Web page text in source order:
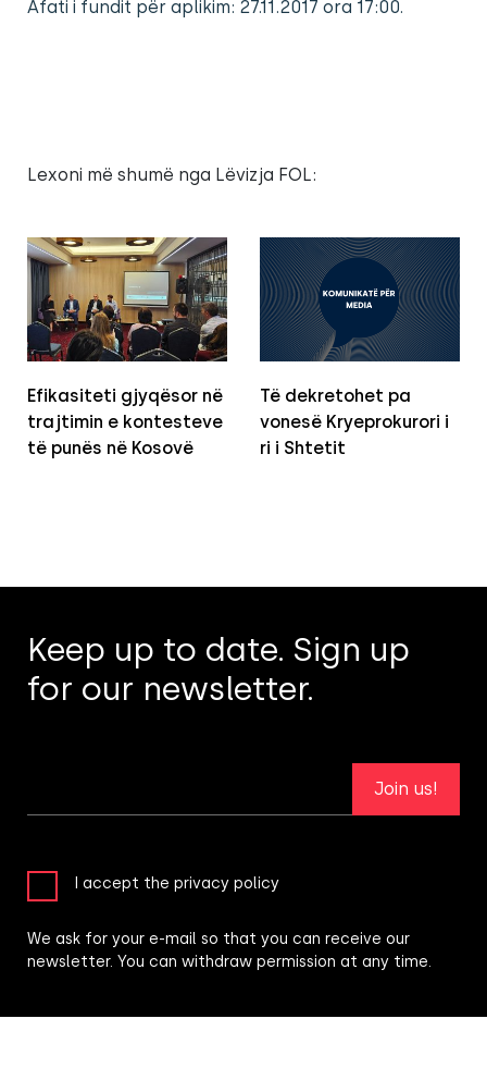
Afati i fundit për aplikim: 27.11.2017 ora 17:00.
Lexoni më shumë nga Lëvizja FOL:
Efikasiteti gjyqësor në
trajtimin e kontesteve
të punës në Kosovë
Të dekretohet pa
vonesë Kryeprokurori i
ri i Shtetit
Keep up to date. Sign up
for our newsletter.
Join us!
I accept the privacy policy
We ask for your e-mail so that you can receive our
newsletter. You can withdraw permission at any time.